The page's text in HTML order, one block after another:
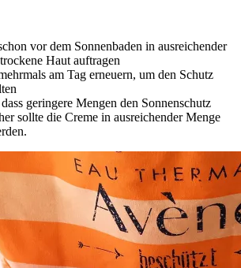
vor dem Sonnenbaden in ausreichender
Haut auftragen
am Tag erneuern, um den Schutz
geringere Mengen den Sonnenschutz
sollte die Creme in ausreichender Menge